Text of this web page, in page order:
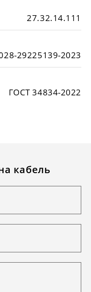
27.32.14.111
29225139-2023
ГОСТ 34834-2022
кабель